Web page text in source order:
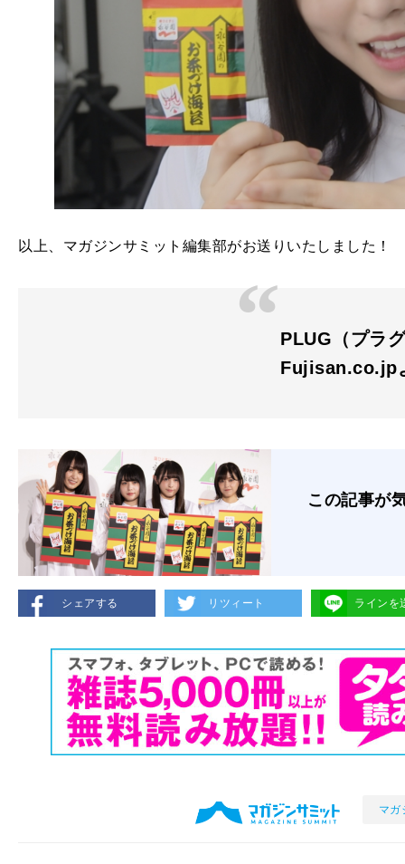
以上、マガジンサミット編集部がお送りいたしました！
PLUG（プラ
Fujisan.co.jp
この記事が
シェアする リツィート ラインを
マガ